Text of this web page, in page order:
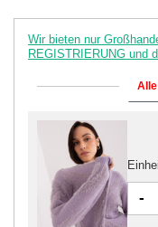
Wir bieten nur
REGISTRIERUNG und
-